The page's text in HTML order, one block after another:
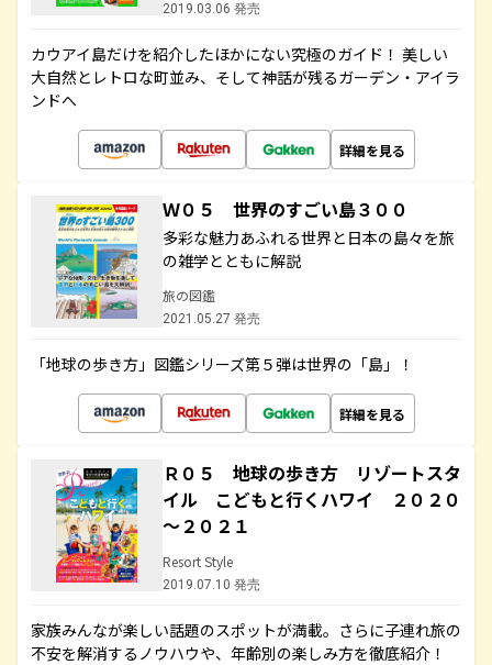
2019.03.06 発売
カウアイ島だけを紹介したほかにない究極のガイド！ 美しい
大自然とレトロな町並み、そして神話が残るガーデン・アイラ
ンドへ
詳細を見る
Ｗ０５ 世界のすごい島３００
多彩な魅力あふれる世界と日本の島々を旅
の雑学とともに解説
旅の図鑑
2021.05.27 発売
「地球の歩き方」図鑑シリーズ第５弾は世界の「島」！
詳細を見る
Ｒ０５ 地球の歩き方 リゾートスタ
イル こどもと行くハワイ ２０２０
～２０２１
Resort Style
2019.07.10 発売
家族みんなが楽しい話題のスポットが満載。さらに子連れ旅の
不安を解消するノウハウや、年齢別の楽しみ方を徹底紹介！